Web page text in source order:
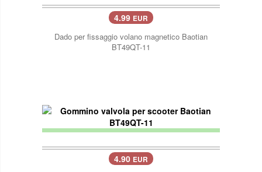
4.99 EUR
Dado per fissaggio volano magnetico Baotian
BT49QT-11
4.90 EUR